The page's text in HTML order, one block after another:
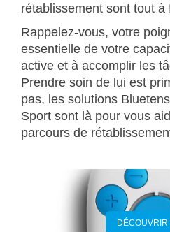
rétablissement sont tout à
Rappelez-vous, votre
essentielle de votre
active et à accomplir les
Prendre soin de lui est
pas, les solutions
Sport sont là pour vous
parcours de